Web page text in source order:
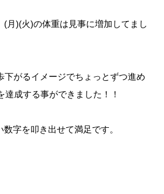
(月)(火)の体重は見事に増加してまし
下がるイメージでちょっとずつ進め
達成する事ができました！！
字を叩き出せて満足です。